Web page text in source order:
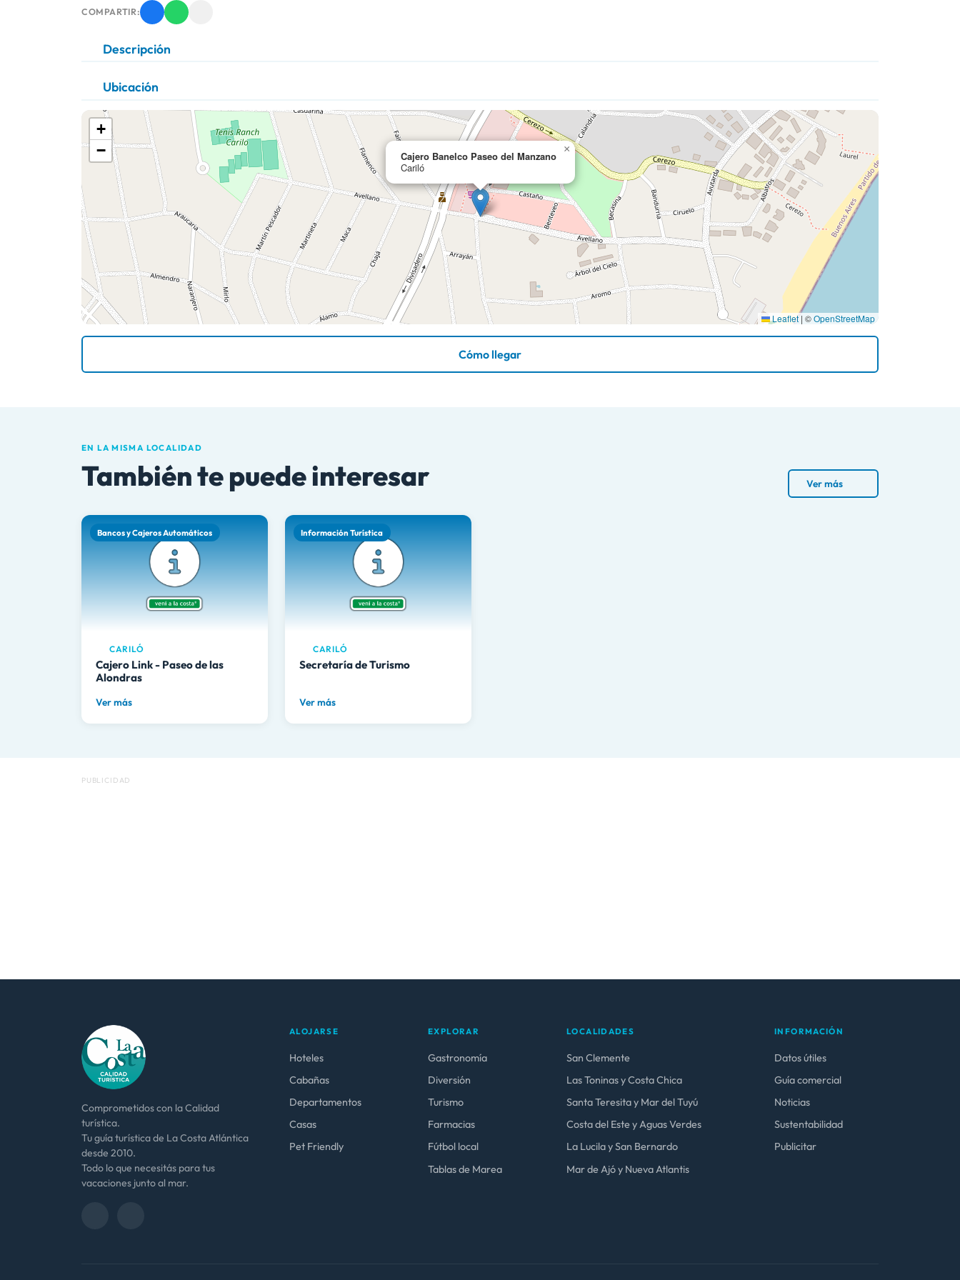
COMPARTIR:
Descripción
Ubicación
Cajero Banelco Paseo del Manzano
Cariló
×
+
−
Leaflet | ©OpenStreetMap
Cómo llegar
EN LA MISMA LOCALIDAD
También te puede interesar Ver más
Bancos y Cajeros Automáticos
CARILÓ
Cajero Link - Paseo de las
Alondras
Ver más
Información Turística
CARILÓ
Secretaría de Turismo
Ver más
PUBLICIDAD
Comprometidos con la Calidad
turística.
Tu guía turística de La Costa Atlántica
desde 2010.
Todo lo que necesitás para tus
vacaciones junto al mar.
ALOJARSE
Hoteles
Cabañas
Departamentos
Casas
Pet Friendly
EXPLORAR
Gastronomía
Diversión
Turismo
Farmacias
Fútbol local
Tablas de Marea
LOCALIDADES
San Clemente
Las Toninas y Costa Chica
Santa Teresita y Mar del Tuyú
Costa del Este y Aguas Verdes
La Lucila y San Bernardo
Mar de Ajó y Nueva Atlantis
INFORMACIÓN
Datos útiles
Guía comercial
Noticias
Sustentabilidad
Publicitar